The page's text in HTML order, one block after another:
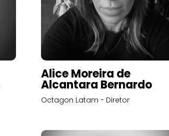
Alice Moreira de
Alcantara Bernardo
Octagon Latam - Diretor